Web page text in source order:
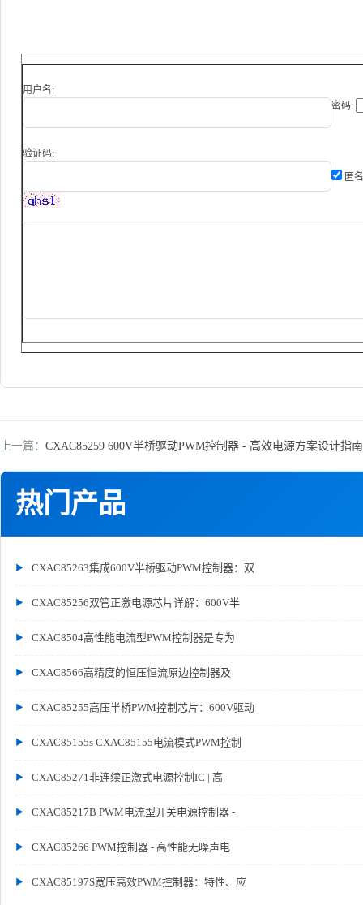
热门产品
CXAC85263集成600V半桥驱动PWM控制器：双
CXAC85256双管正激电源芯片详解：600V半
CXAC8504高性能电流型PWM控制器是专为
CXAC8566高精度的恒压恒流原边控制器及
CXAC85255高压半桥PWM控制芯片：600V驱动
CXAC85155s CXAC85155电流模式PWM控制
CXAC85271非连续正激式电源控制IC | 高
CXAC85217B PWM电流型开关电源控制器 -
CXAC85266 PWM控制器 - 高性能无噪声电
CXAC85197S宽压高效PWM控制器：特性、应
用户名:
密码:
验证码:
匿
上一篇： CXAC85259 600V半桥驱动PWM控制器 - 高效电源方案设计指南